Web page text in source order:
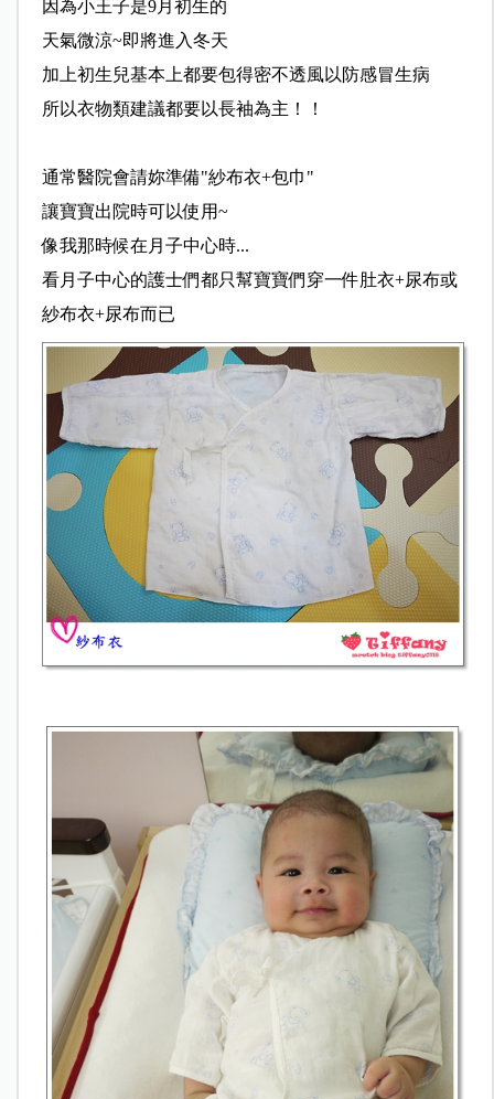
因為小王子是9月初生的
天氣微涼~即將進入冬天
加上初生兒基本上都要包得密不透風以防感冒生病
所以衣物類建議都要以長袖為主！！
通常醫院會請妳準備"紗布衣+包巾"
讓寶寶出院時可以使用~
像我那時候在月子中心時...
看月子中心的護士們都只幫寶寶們穿一件肚衣+尿布或
紗布衣+尿布而已